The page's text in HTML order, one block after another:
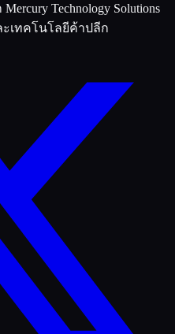
Technology Solutions
ะเทคโนโลยีค้าปลีก